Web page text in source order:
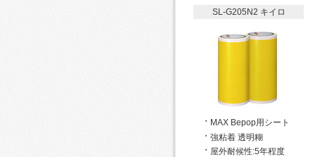
SL-G205N2 キイロ
MAX Bepop用シート
強粘着 透明糊
屋外耐候性:5年程度